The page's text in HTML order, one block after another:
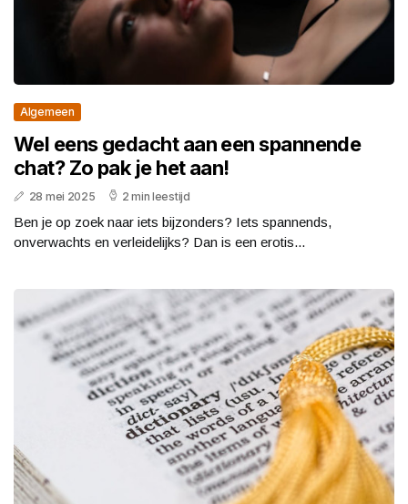
Algemeen
Wel eens gedacht aan een spannende
chat? Zo pak je het aan!
28 mei 2025 2 min leestijd
Ben je op zoek naar iets bijzonders? Iets spannends,
onverwachts en verleidelijks? Dan is een erotis...